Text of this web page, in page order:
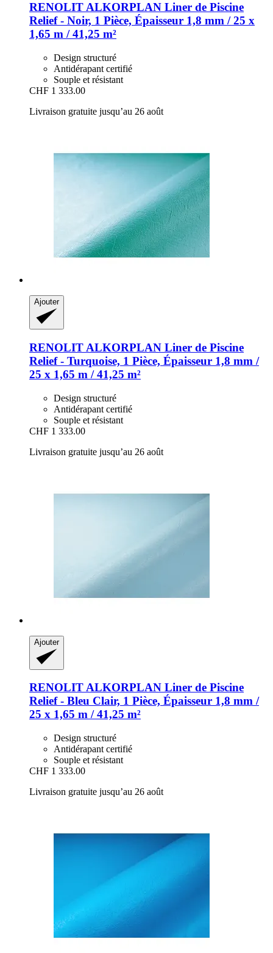
RENOLIT ALKORPLAN Liner de Piscine
Relief -​ Noir, 1 Pièce, Épaisseur 1,8 mm / 25 x
1,65 m / 41,25 m²
Design structuré
Antidérapant certifié
Souple et résistant
CHF 1 333.00
Livraison gratuite jusqu’au 26 août
Ajouter
RENOLIT ALKORPLAN Liner de Piscine
Relief -​ Turquoise, 1 Pièce, Épaisseur 1,8 mm /
25 x 1,65 m / 41,25 m²
Design structuré
Antidérapant certifié
Souple et résistant
CHF 1 333.00
Livraison gratuite jusqu’au 26 août
Ajouter
RENOLIT ALKORPLAN Liner de Piscine
Relief -​ Bleu Clair, 1 Pièce, Épaisseur 1,8 mm /
25 x 1,65 m / 41,25 m²
Design structuré
Antidérapant certifié
Souple et résistant
CHF 1 333.00
Livraison gratuite jusqu’au 26 août